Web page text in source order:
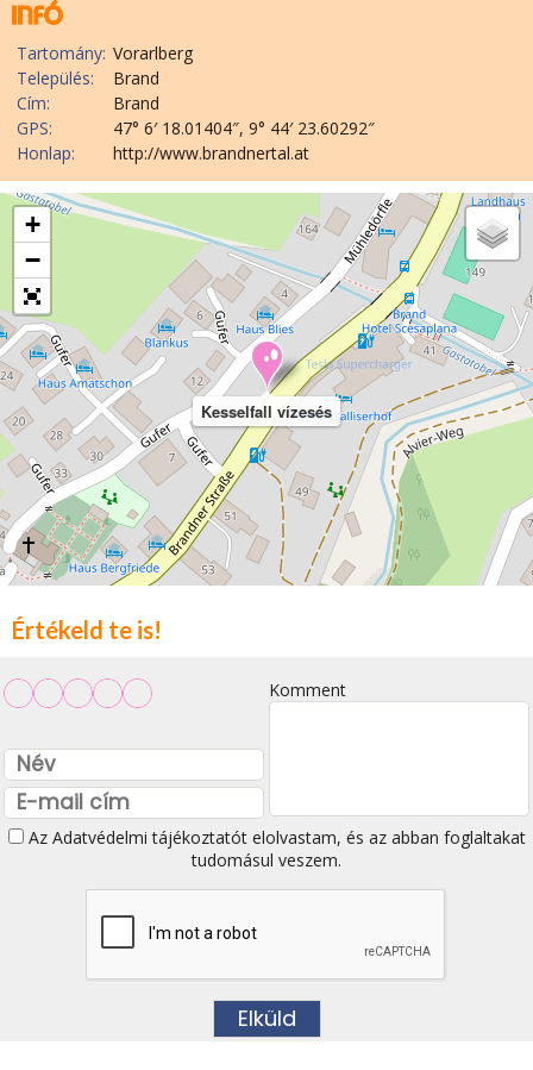
Tartomány: Vorarlberg
Település:
Brand
Cím:
Brand
GPS:
47° 6′ 18.01404″, 9° 44′ 23.60292″
Honlap:
http://www.brandnertal.at
Kesselfall vízesés
+
−
Értékeld te is!
Komment
Az Adatvédelmi tájékoztatótelolvastam, és az abban foglaltakat
tudomásul veszem.